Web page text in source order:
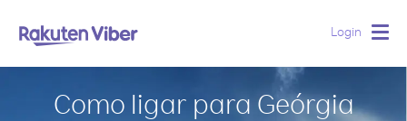
Login
Como ligar para Geórgia